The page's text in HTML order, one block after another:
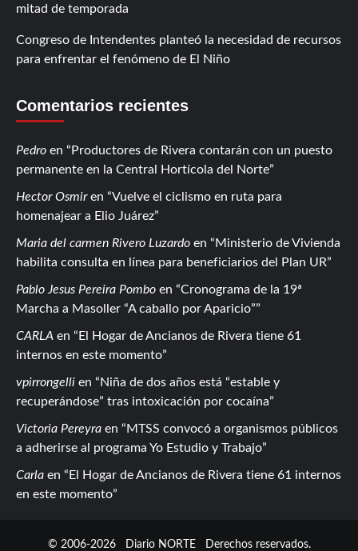
mitad de temporada
Congreso de Intendentes planteó la necesidad de recursos
para enfrentar el fenómeno de El Niño
Comentarios recientes
Pedro en
Productores de Rivera contarán con un puesto
permanente en la Central Hortícola del Norte
Hector Osmiren
Vuelve el ciclismo en ruta para
homenajear a Elio Juárez
Maria del carmen Rivero Luzardo en
Ministerio de Vivienda
habilita consulta en línea para beneficiarios del Plan UR
Pablo Jesus Pereira Pombo en
Cronograma de la 19ª
Marcha a Masoller “A caballo por Aparicio”
CARLA en
El Hogar de Ancianos de Rivera tiene 61
internos en este momento
vpirrongelli en
Niña de dos años está “estable y
recuperándose” tras intoxicación por cocaína
Victoria Pereyra en
MTSS convocó a organismos públicos
a adherirse al programa Yo Estudio y Trabajo
Carla en
El Hogar de Ancianos de Rivera tiene 61 internos
en este momento
© 2006-2026 Diario NORTE Derechos reservados.